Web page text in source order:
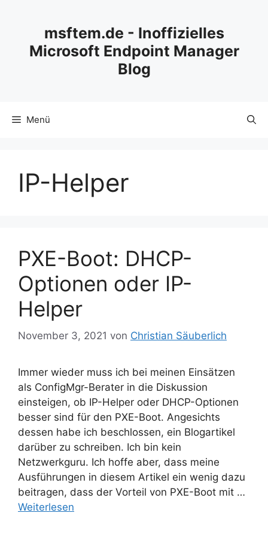
msftem.de - Inoffizielles
Microsoft Endpoint Manager
Blog
Menü
IP-Helper
PXE-Boot: DHCP-
Optionen oder IP-
Helper
November 3, 2021 von Christian Säuberlich
Immer wieder muss ich bei meinen Einsätzen
als ConfigMgr-Berater in die Diskussion
einsteigen, ob IP-Helper oder DHCP-Optionen
besser sind für den PXE-Boot. Angesichts
dessen habe ich beschlossen, ein Blogartikel
darüber zu schreiben. Ich bin kein
Netzwerkguru. Ich hoffe aber, dass meine
Ausführungen in diesem Artikel ein wenig dazu
beitragen, dass der Vorteil von PXE-Boot mit …
Weiterlesen